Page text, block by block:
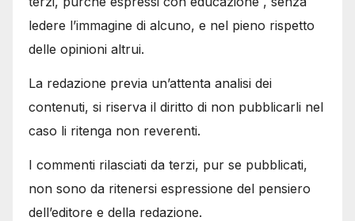
ledere l’immagine di alcuno, e nel pieno rispetto
delle opinioni altrui.
La redazione previa un’attenta analisi dei
contenuti, si riserva il diritto di non pubblicarli nel
caso li ritenga non reverenti.
I commenti rilasciati da terzi, pur se pubblicati,
non sono da ritenersi espressione del pensiero
dell’editore e della redazione.